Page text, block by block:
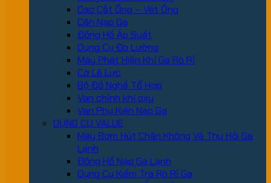
Dao Cắt Ống – Vét Ống
Cân Nạp Ga
Đồng Hồ Áp Suất
Dụng Cụ Đo Lường
Máy Phát Hiện Khí Ga Rò Rỉ
Cờ Lê Lực
Bộ Đồ Nghề Tổ Hợp
Van chỉnh khí oxy
Van Phụ Kiện Nạp Ga
DỤNG CỤ VALUE
Máy Bơm Hút Chân Không Và Thu Hồi Ga
Lạnh
Đồng Hồ Nạp Ga Lạnh
Dụng Cụ Kiểm Tra Rò Rỉ Ga